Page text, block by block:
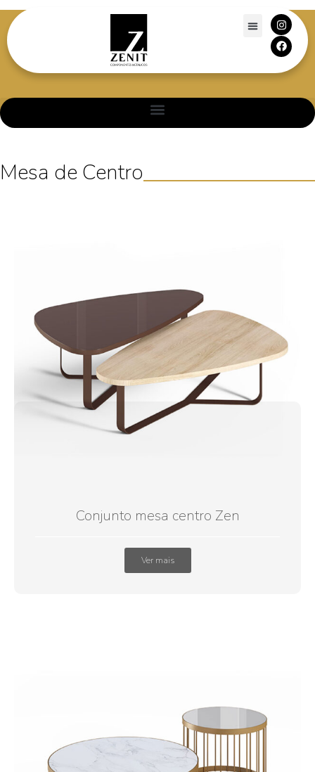
Mesa de Centro
Conjunto mesa centro Zen
Ver mais